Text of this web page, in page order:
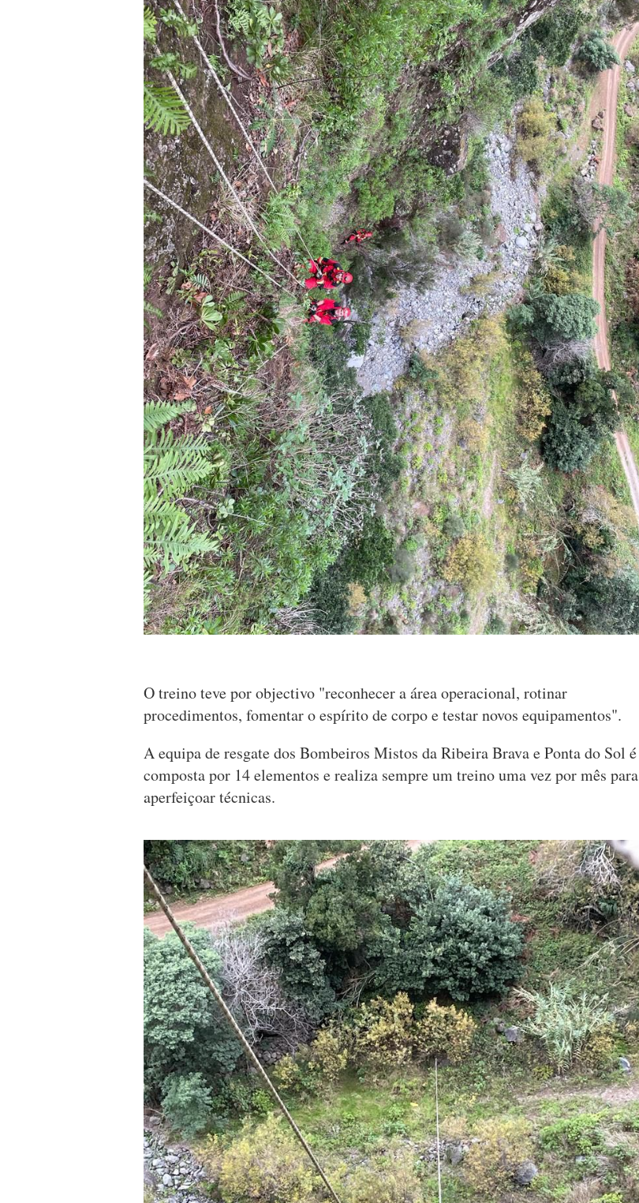
O treino teve por objectivo "reconhecer a área operacional, rotinar
procedimentos, fomentar o espírito de corpo e testar novos equipamentos".
A equipa de resgate dos Bombeiros Mistos da Ribeira Brava e Ponta do Sol é
composta por 14 elementos e realiza sempre um treino uma vez por mês para
aperfeiçoar técnicas.